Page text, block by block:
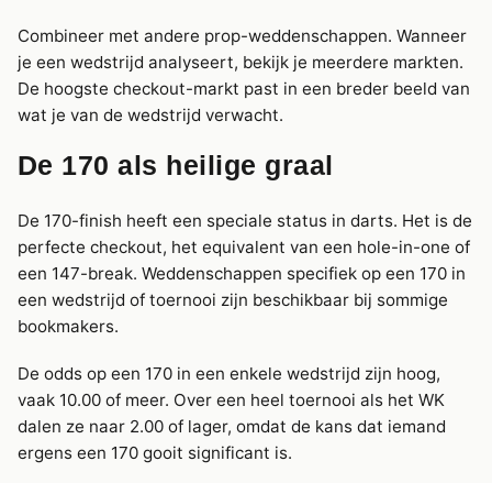
Combineer met andere prop-weddenschappen. Wanneer
je een wedstrijd analyseert, bekijk je meerdere markten.
De hoogste checkout-markt past in een breder beeld van
wat je van de wedstrijd verwacht.
De 170 als heilige graal
De 170-finish heeft een speciale status in darts. Het is de
perfecte checkout, het equivalent van een hole-in-one of
een 147-break. Weddenschappen specifiek op een 170 in
een wedstrijd of toernooi zijn beschikbaar bij sommige
bookmakers.
De odds op een 170 in een enkele wedstrijd zijn hoog,
vaak 10.00 of meer. Over een heel toernooi als het WK
dalen ze naar 2.00 of lager, omdat de kans dat iemand
ergens een 170 gooit significant is.